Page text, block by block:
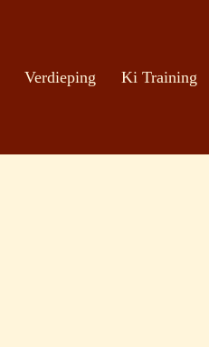
Verdieping Ki Training